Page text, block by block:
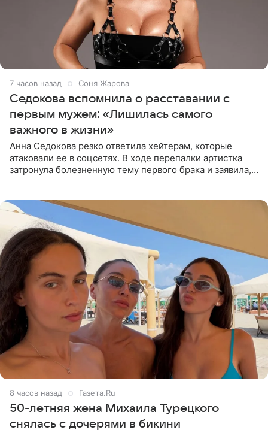
7 часов назад Соня Жарова
Седокова вспомнила о расставании с
первым мужем: «Лишилась самого
важного в жизни»
Анна Седокова резко ответила хейтерам, которые
атаковали ее в соцсетях. В ходе перепалки артистка
затронула болезненную тему первого брака и заявила,
8 часов назад Газета.Ru
50-летняя жена Михаила Турецкого
снялась с дочерями в бикини